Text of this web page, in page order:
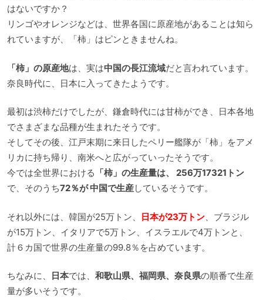
はないですか？
リンゴやオレンジなどは、世界各国に原産地があることは知ら
れていますが、「柿」はピンときませんね。
「柿」の原産地は、実は中国の長江流域だと言われています。
奈良時代に、日本に入ってきたようです。
最初は渋柿だけでしたが、鎌倉時代には甘柿ができ、日本各地
でさまざまな品種が生まれたそうです。
そしてその後、江戸末期に来日したペリー艦隊が「柿」をアメ
リカに持ち帰り、南米へと広がっていったそうです。
今では全世界における 「柿」の生産量は、
256万17321トン
で、そのうち72％が中国で生産しているそうです。
それ以外には、韓国が25万トン、 日本が23万トン、ブラジル
が15万トン、イタリアで5万トン、イスラエルで4万トンと、
計６カ国で世界の生産量の99.8％を占めています。
ちなみに、 日本では、 和歌山県、福岡県、奈良県の順番で生産
量が多いそうです。